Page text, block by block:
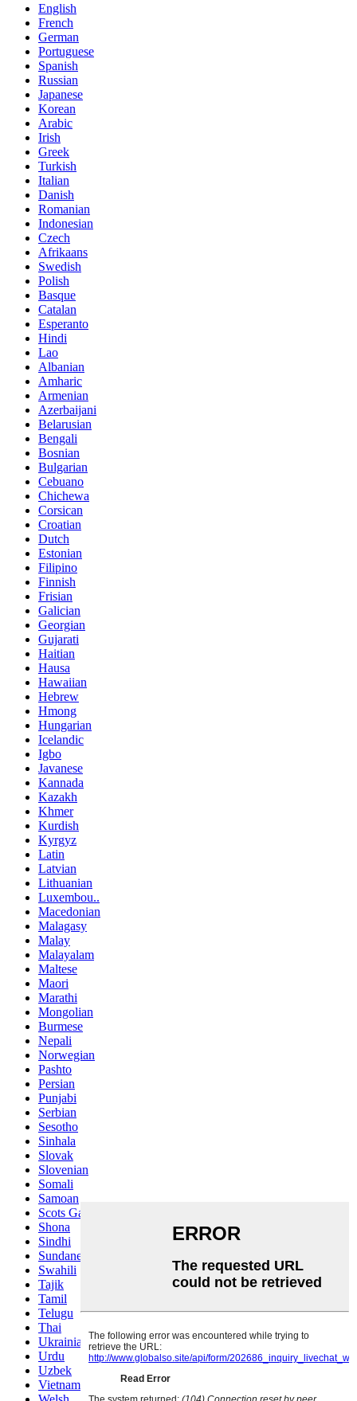
English
French
German
Portuguese
Spanish
Russian
Japanese
Korean
Arabic
Irish
Greek
Turkish
Italian
Danish
Romanian
Indonesian
Czech
Afrikaans
Swedish
Polish
Basque
Catalan
Esperanto
Hindi
Lao
Albanian
Amharic
Armenian
Azerbaijani
Belarusian
Bengali
Bosnian
Bulgarian
Cebuano
Chichewa
Corsican
Croatian
Dutch
Estonian
Filipino
Finnish
Frisian
Galician
Georgian
Gujarati
Haitian
Hausa
Hawaiian
Hebrew
Hmong
Hungarian
Icelandic
Igbo
Javanese
Kannada
Kazakh
Khmer
Kurdish
Kyrgyz
Latin
Latvian
Lithuanian
Luxembou..
Macedonian
Malagasy
Malay
Malayalam
Maltese
Maori
Marathi
Mongolian
Burmese
Nepali
Norwegian
Pashto
Persian
Punjabi
Serbian
Sesotho
Sinhala
Slovak
Slovenian
Somali
Samoan
Scots Gaelic
Shona
Sindhi
Sundanese
Swahili
Tajik
Tamil
Telugu
Thai
Ukrainian
Urdu
Uzbek
Vietnamese